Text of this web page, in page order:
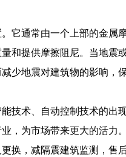
它通常由一个上部的金属
和提供摩擦阻尼。当地震
少地震对建筑物的影响，
技术、自动控制技术的出
，为市场带来更大的活力
换，减隔震建筑监测，售